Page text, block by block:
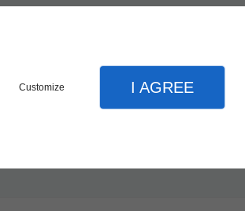
Customize I AGREE